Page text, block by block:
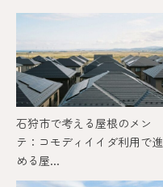
石狩市で考える屋根のメン
テ：コモディイイダ利用で進
める屋...